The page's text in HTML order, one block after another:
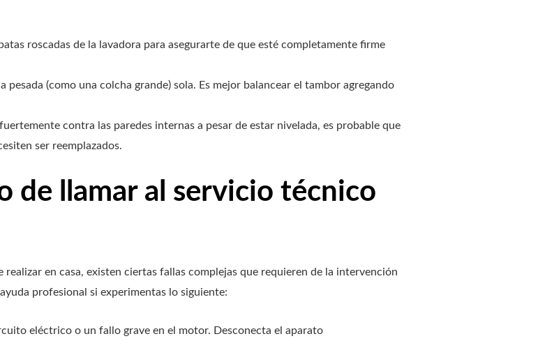
roscadas de la lavadora para asegurarte de que esté completamente firme
pesada (como una colcha grande) sola. Es mejor balancear el tambor agregando
contra las paredes internas a pesar de estar nivelada, es probable que
ser reemplazados.
de llamar al servicio técnico
en casa, existen ciertas fallas complejas que requieren de la intervención
profesional si experimentas lo siguiente:
eléctrico o un fallo grave en el motor. Desconecta el aparato